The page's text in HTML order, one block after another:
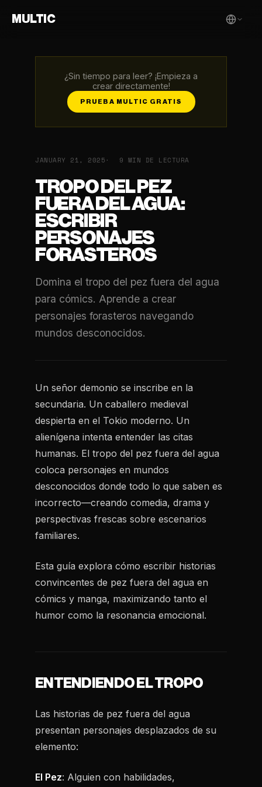
MULTIC
¿Sin tiempo para leer? ¡Empieza a
crear directamente!
PRUEBA MULTIC GRATIS
JANUARY 21, 2025 9 MIN DE LECTURA
TROPO DEL PEZ
FUERA DEL AGUA:
ESCRIBIR
PERSONAJES
FORASTEROS
Domina el tropo del pez fuera del agua
para cómics. Aprende a crear
personajes forasteros navegando
mundos desconocidos.
Un señor demonio se inscribe en la
secundaria. Un caballero medieval
despierta en el Tokio moderno. Un
alienígena intenta entender las citas
humanas. El tropo del pez fuera del agua
coloca personajes en mundos
desconocidos donde todo lo que saben es
incorrecto—creando comedia, drama y
perspectivas frescas sobre escenarios
familiares.
Esta guía explora cómo escribir historias
convincentes de pez fuera del agua en
cómics y manga, maximizando tanto el
humor como la resonancia emocional.
ENTENDIENDO EL TROPO
Las historias de pez fuera del agua
presentan personajes desplazados de su
elemento:
El Pez: Alguien con habilidades,